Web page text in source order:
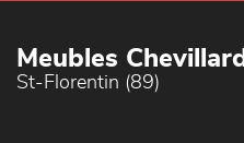
Meubles Chevillard
St-Florentin (89)